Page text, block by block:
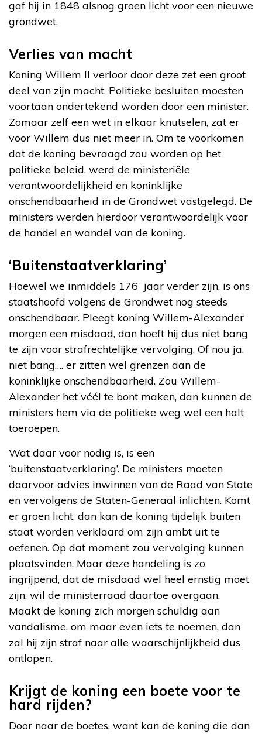
gaf hij in 1848 alsnog groen licht voor een nieuwe
grondwet.
Verlies van macht
Koning Willem II verloor door deze zet een groot
deel van zijn macht. Politieke besluiten moesten
voortaan ondertekend worden door een minister.
Zomaar zelf een wet in elkaar knutselen, zat er
voor Willem dus niet meer in. Om te voorkomen
dat de koning bevraagd zou worden op het
politieke beleid, werd de ministeriële
verantwoordelijkheid en koninklijke
onschendbaarheid in de Grondwet vastgelegd. De
ministers werden hierdoor verantwoordelijk voor
de handel en wandel van de koning.
‘Buitenstaatverklaring’
Hoewel we inmiddels 176 jaar verder zijn, is ons
staatshoofd volgens de Grondwet nog steeds
onschendbaar. Pleegt koning Willem-Alexander
morgen een misdaad, dan hoeft hij dus niet bang
te zijn voor strafrechtelijke vervolging. Of nou ja,
niet bang…. er zitten wel grenzen aan de
koninklijke onschendbaarheid. Zou Willem-
Alexander het véél te bont maken, dan kunnen de
ministers hem via de politieke weg wel een halt
toeroepen.
Wat daar voor nodig is, is een
‘buitenstaatverklaring’. De ministers moeten
daarvoor advies inwinnen van de Raad van State
en vervolgens de Staten-Generaal inlichten. Komt
er groen licht, dan kan de koning tijdelijk buiten
staat worden verklaard om zijn ambt uit te
oefenen. Op dat moment zou vervolging kunnen
plaatsvinden. Maar deze handeling is zo
ingrijpend, dat de misdaad wel heel ernstig moet
zijn, wil de ministerraad daartoe overgaan.
Maakt de koning zich morgen schuldig aan
vandalisme, om maar even iets te noemen, dan
zal hij zijn straf naar alle waarschijnlijkheid dus
ontlopen.
Krijgt de koning een boete voor te
hard rijden?
Door naar de boetes, want kan de koning die dan